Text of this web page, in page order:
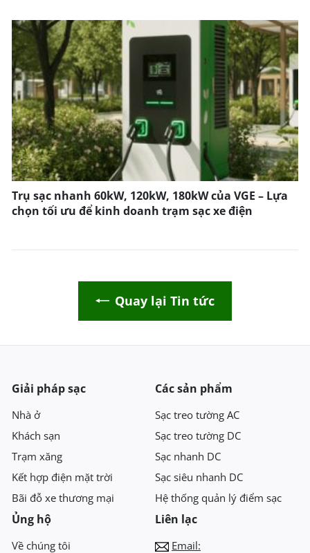
Trụ sạc nhanh 60kW, 120kW, 180kW của VGE – Lựa
chọn tối ưu để kinh doanh trạm sạc xe điện
Quay lại Tin tức
Giải pháp sạc
Nhà ở
Khách sạn
Trạm xăng
Kết hợp điện mặt trời
Bãi đỗ xe thương mại
Các sản phẩm
Sạc treo tường AC
Sạc treo tường DC
Sạc nhanh DC
Sạc siêu nhanh DC
Hệ thống quản lý điểm sạc
Ủng hộ
Về chúng tôi
Liên lạc
Email: